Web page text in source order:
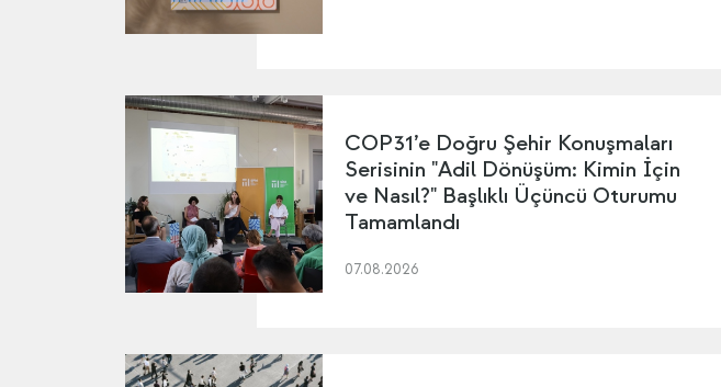
COP31’e Doğru Şehir Konuşmaları
Serisinin "Adil Dönüşüm: Kimin İçin
ve Nasıl?" Başlıklı Üçüncü Oturumu
Tamamlandı
07.08.2026